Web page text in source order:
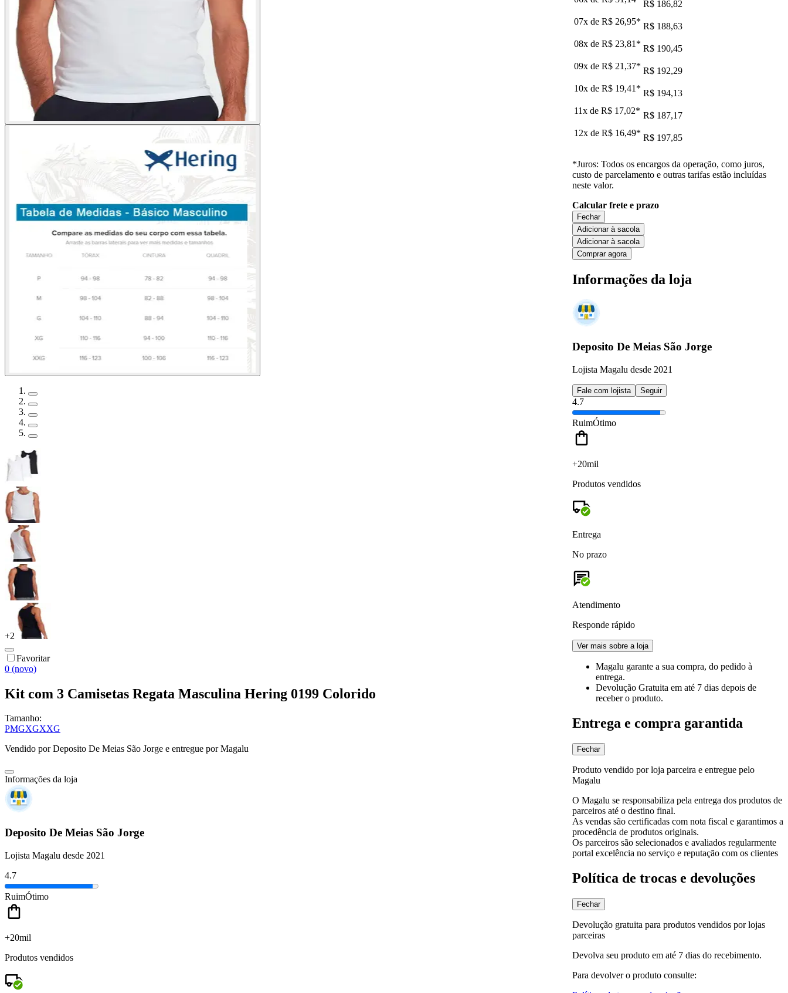
+2
Favoritar
0 (novo)
Kit com 3 Camisetas Regata Masculina Hering 0199 Colorido
Tamanho:
PMGXGXXG
Vendido porDeposito De Meias São Jorge e entregue por Magalu
Informações da loja
Deposito De Meias São Jorge
Lojista Magalu desde 2021
4.7
RuimÓtimo
+20mil
Produtos vendidos
R$ 186,82
07x de R$ 26,95* R$ 188,63
08x de R$ 23,81 * R$ 190,45
09x de R$ 21,37* R$ 192,29
10x de R$ 19,41 * R$ 194,13
11x de R$ 17,02* R$ 187,17
12x de R$ 16,49* R$ 197,85
*Juros: Todos os encargos da operação, como juros,
custo de parcelamento e outras tarifas estão incluídas
neste valor.
Calcular frete e prazo
Fechar
Adicionar à sacola
Adicionar à sacola
Comprar agora
Informações da loja
Deposito De Meias São Jorge
Lojista Magalu desde 2021
Fale com lojista Seguir
4.7
RuimÓtimo
+20mil
Produtos vendidos
Entrega
No prazo
Atendimento
Responde rápido
Ver mais sobre a loja
Magalu garante a sua compra, do pedido à
entrega.
Devolução Gratuita em até 7 dias depois de
receber o produto.
Entrega e compra garantida
Fechar
Produto vendido por loja parceira e entregue pelo
Magalu
O Magalu se responsabiliza pela entrega dos produtos de
parceiros até o destino final.
As vendas são certificadas com nota fiscal e garantimos a
procedência de produtos originais.
Os parceiros são selecionados e avaliados regularmente
portal excelência no serviço e reputação com os clientes
Política de trocas e devoluções
Fechar
Devolução gratuita para produtos vendidos por lojas
parceiras
Devolva seu produto em até 7 dias do recebimento.
Para devolver o produto consulte: